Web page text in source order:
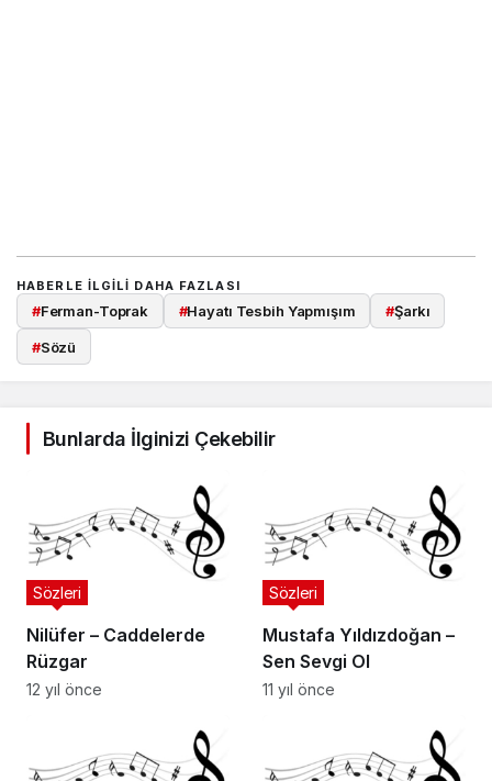
HABERLE ILGILI DAHA FAZLASI
#Ferman-Toprak #Hayatı Tesbih Yapmışım #Şarkı
#Sözü
Bunlarda İlginizi Çekebilir
Nilüfer – Caddelerde
Rüzgar
Sözleri
12 yıl önce
Mustafa Yıldızdoğan –
Sen Sevgi Ol
Sözleri
11 yıl önce